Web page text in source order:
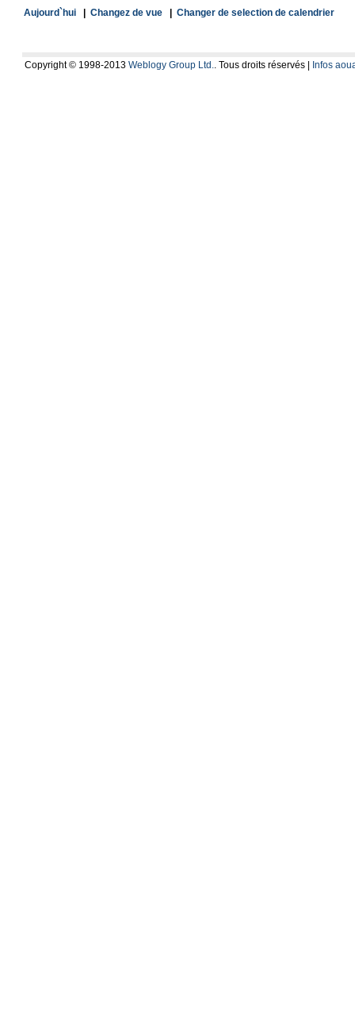
Aujourd`hui| Changez de vue| Changer de selection de calendrier
Copyright © 1998-2013 Weblogy Group Ltd.. Tous droits réservés | Infos